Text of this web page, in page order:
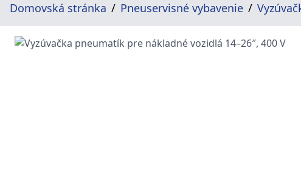
Domovská stránka Pneuservisné vybavenie